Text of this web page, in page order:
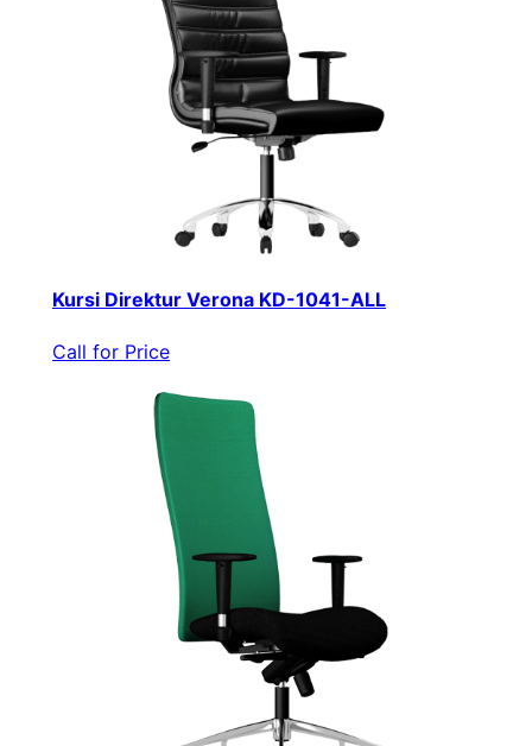
Kursi Direktur Verona KD-1041-ALL
Call for Price